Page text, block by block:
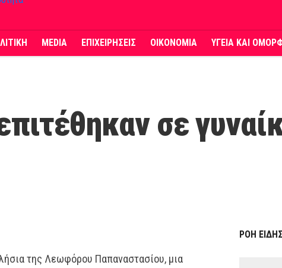
MEDIA ΕΠΙΧΕΙΡΗΣΕΙΣ ΟΙΚΟΝΟΜΙΑ ΥΓΕΙΑ ΚΑΙ
σε
της Λεωφόρου Παπαναστασίου, μια
ΡΟΗ